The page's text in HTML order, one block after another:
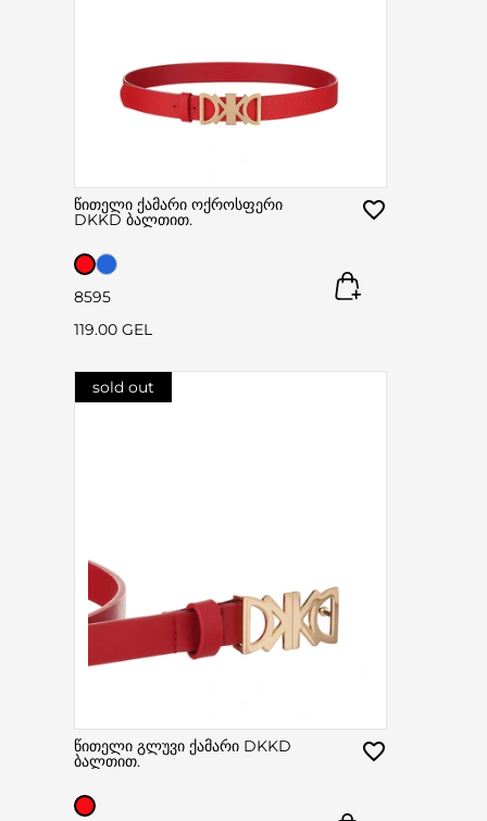
წითელი ქამარი ოქროსფერი
DKKD ბალთით.
8595
119.00 GEL
sold out
წითელი გლუვი ქამარი DKKD
ბალთით.